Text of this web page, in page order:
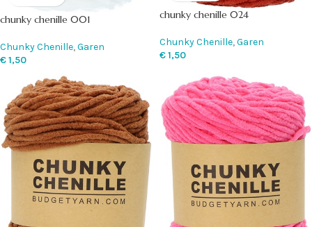
chunky chenille 001
Chunky Chenille,Garen
€1,50
chunky chenille 024
Chunky Chenille,Garen
€1,50